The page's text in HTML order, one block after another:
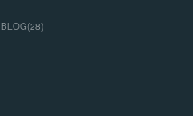
BLOG(28)